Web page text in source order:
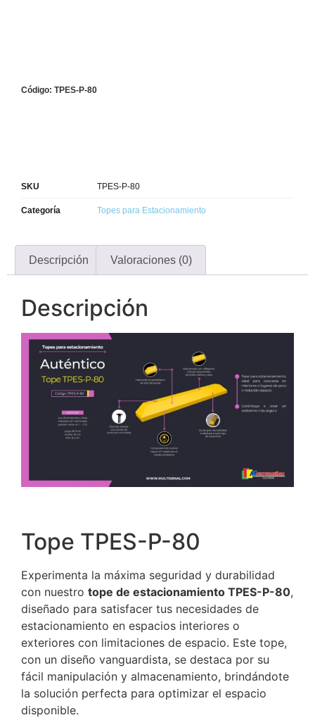
Código: TPES-P-80
SKU TPES-P-80
Categoría Topes para Estacionamiento
Descripción Valoraciones (0)
Descripción
Tope TPES-P-80
Experimenta la máxima seguridad y durabilidad
con nuestro tope de estacionamiento TPES-P-80,
diseñado para satisfacer tus necesidades de
estacionamiento en espacios interiores o
exteriores con limitaciones de espacio. Este tope,
con un diseño vanguardista, se destaca por su
fácil manipulación y almacenamiento, brindándote
la solución perfecta para optimizar el espacio
disponible.